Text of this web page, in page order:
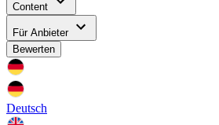
Content
Für Anbieter
Bewerten
Deutsch